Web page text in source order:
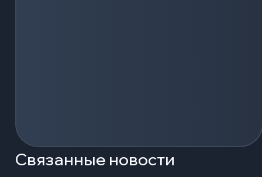
Связанные новости